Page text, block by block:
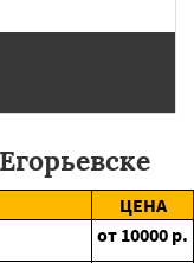
ЦЕНА
от 10000 р.